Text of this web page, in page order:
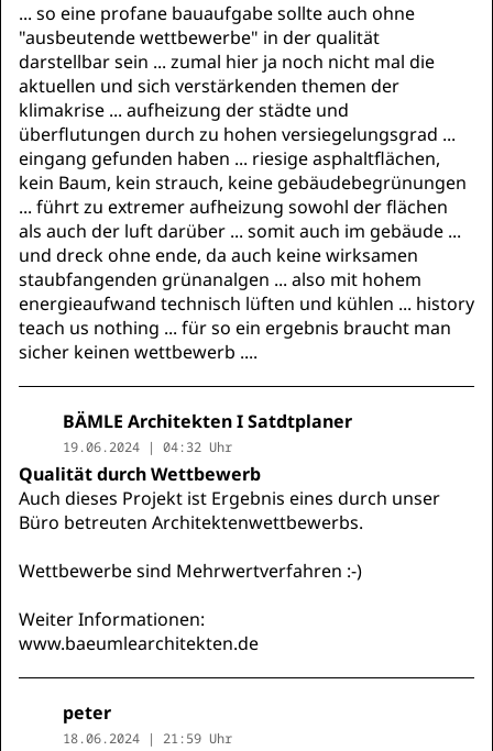
... so eine profane bauaufgabe sollte auch ohne
"ausbeutende wettbewerbe" in der qualität
darstellbar sein ... zumal hier ja noch nicht mal die
aktuellen und sich verstärkenden themen der
klimakrise ... aufheizung der städte und
überflutungen durch zu hohen versiegelungsgrad ...
eingang gefunden haben ... riesige asphaltflächen,
kein Baum, kein strauch, keine gebäudebegrünungen
... führt zu extremer aufheizung sowohl der flächen
als auch der luft darüber ... somit auch im gebäude ...
und dreck ohne ende, da auch keine wirksamen
staubfangenden grünanalgen ... also mit hohem
energieaufwand technisch lüften und kühlen ... history
teach us nothing ... für so ein ergebnis braucht man
sicher keinen wettbewerb ....
BÄMLE Architekten I Satdtplaner
19.06.2024 | 04:32 Uhr
Qualität durch Wettbewerb
Auch dieses Projekt ist Ergebnis eines durch unser
Büro betreuten Architektenwettbewerbs.
Wettbewerbe sind Mehrwertverfahren :-)
Weiter Informationen:
www.baeumlearchitekten.de
peter
18.06.2024 | 21:59 Uhr